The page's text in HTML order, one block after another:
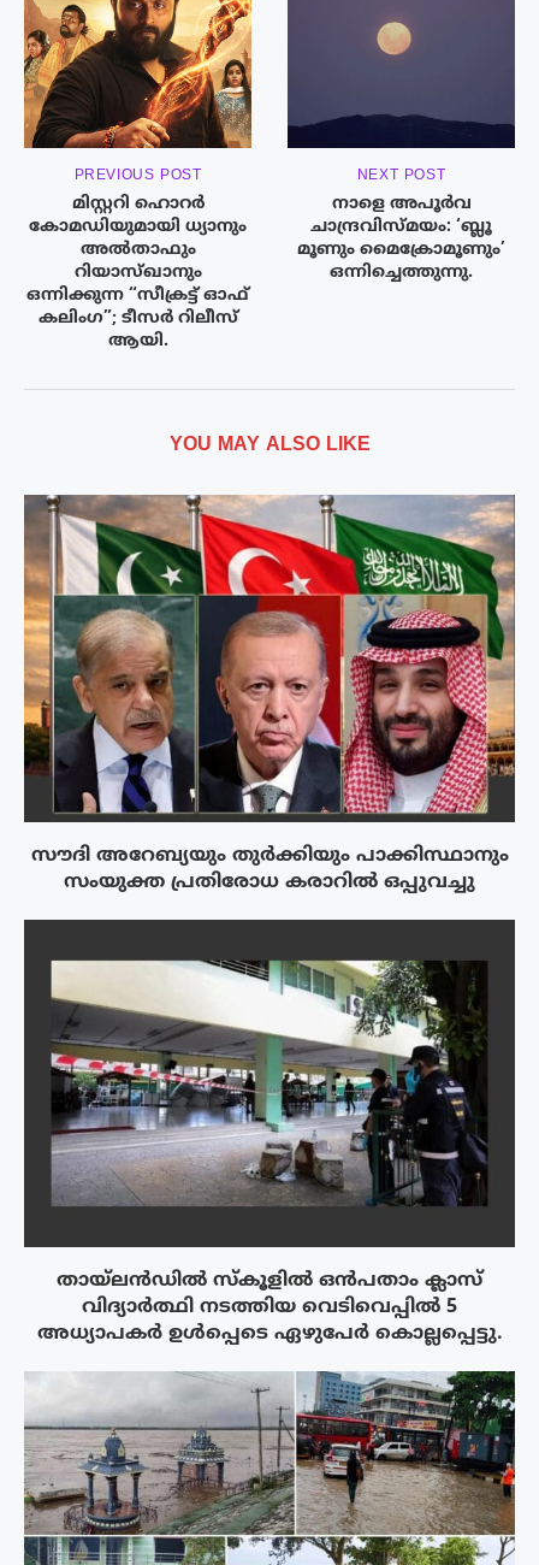
PREVIOUS POST
മിസ്റ്ററി ഹൊറർ
കോമഡിയുമായി ധ്യാനും
അൽതാഫും
റിയാസ്ഖാനും
ഒന്നിക്കുന്ന “സീക്രട്ട് ഓഫ്
കലിംഗ”; ടീസർ റിലീസ്
ആയി.
NEXT POST
നാളെ അപൂർവ
ചാന്ദ്രവിസ്മയം: ‘ബ്ലൂ
മൂണും മൈക്രോമൂണും’
ഒന്നിച്ചെത്തുന്നു.
YOU MAY ALSO LIKE
സൗദി അറേബ്യയും തുർക്കിയും പാക്കിസ്ഥാനും
സംയുക്ത പ്രതിരോധ കരാറിൽ ഒപ്പുവച്ചു
തായ്‌ലൻഡിൽ സ്കൂളിൽ ഒൻപതാം ക്ലാസ്
വിദ്യാർത്ഥി നടത്തിയ വെടിവെപ്പിൽ 5
അധ്യാപകർ ഉൾപ്പെടെ ഏഴുപേർ കൊല്ലപ്പെട്ടു.